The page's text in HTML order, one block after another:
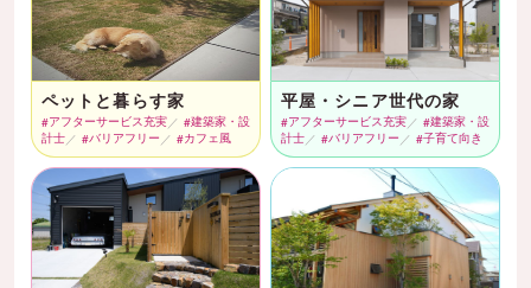
ペットと暮らす家
アフターサービス充実
建築家・設
計士
バリアフリー カフェ風
平屋・シニア世代の家
アフターサービス充実
建築家・設
計士
バリアフリー 子育て向き